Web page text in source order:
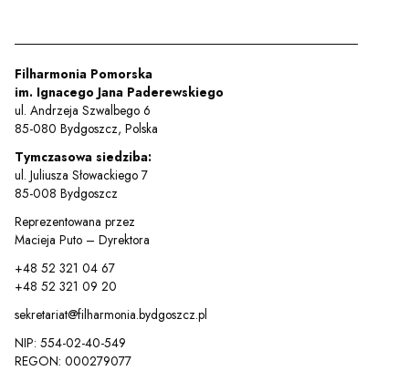
sal
YOUTUBE
Praca
Filharmonia Pomorska
im. Ignacego Jana Paderewskiego
ul. Andrzeja Szwalbego 6
85-080 Bydgoszcz, Polska
Tymczasowa siedziba:
ul. Juliusza Słowackiego 7
85-008 Bydgoszcz
Reprezentowana przez
Macieja Puto – Dyrektora
+48 52 321 04 67
+48 52 321 09 20
sekretariat@filharmonia.bydgoszcz.pl
NIP: 554-02-40-549
REGON: 000279077